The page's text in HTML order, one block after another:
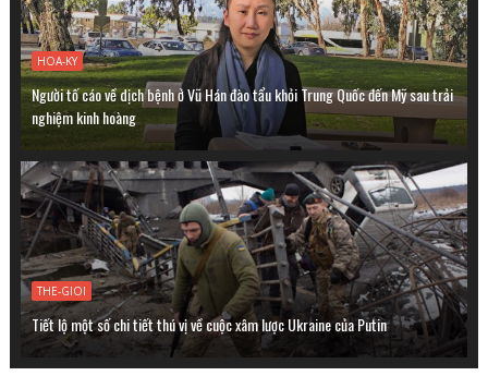
HOA-KY
Người tố cáo về dịch bệnh ở Vũ Hán đào tẩu khỏi Trung Quốc đến Mỹ sau trải
nghiệm kinh hoàng
THE-GIOI
Tiết lộ một số chi tiết thú vị về cuộc xâm lược Ukraine của Putin